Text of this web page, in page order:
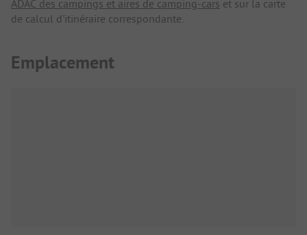
ADAC des campings et aires de camping-cars et sur la carte
de calcul d'itinéraire correspondante.
Emplacement